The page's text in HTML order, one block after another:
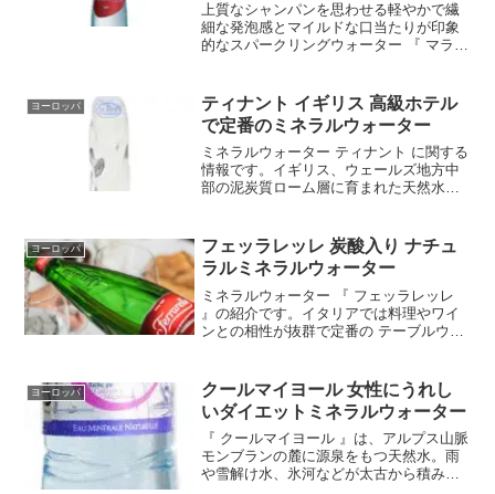
上質なシャンパンを思わせる軽やかで繊
細な発泡感とマイルドな口当たりが印象
的なスパークリングウォーター 『 マラべ
デ・マラヴェーリャ（カタルーニャ地方
ジローナ） に湧き...
ヨーロッパ
ティナント イギリス 高級ホテル
で定番のミネラルウォーター
ミネラルウォーター ティナント に関する
情報です。イギリス、ウェールズ地方中
部の泥炭質ローム層に育まれた天然水の
れているミネラルウォーターです。アメ
リカ各地の高級ホテル...
ヨーロッパ
フェッラレッレ 炭酸入り ナチュ
ラルミネラルウォーター
ミネラルウォーター 『 フェッラレッレ
』の紹介です。イタリアでは料理やワイ
ンとの相性が抜群で定番の テーブルウォ
含んでいます。口あたりがやさしく、繊
細で柔らかな泡...
ヨーロッパ
クールマイヨール 女性にうれし
いダイエットミネラルウォーター
『 クールマイヨール 』は、アルプス山脈
モンブランの麓に源泉をもつ天然水。雨
や雪解け水、氷河などが太古から積み上